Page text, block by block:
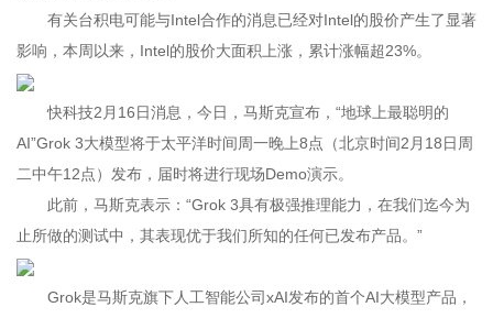
有关台积电可能与Intel合作的消息已经对Intel的股价产生了显著
影响，本周以来，Intel的股价大面积上涨，累计涨幅超23%。
快科技2月16日消息，今日，马斯克宣布，“地球上最聪明的
AI”Grok 3大模型将于太平洋时间周一晚上8点（北京时间2月18日周
二中午12点）发布，届时将进行现场Demo演示。
此前，马斯克表示：“Grok 3具有极强推理能力，在我们迄今为
止所做的测试中，其表现优于我们所知的任何已发布产品。”
Grok是马斯克旗下人工智能公司xAI发布的首个AI大模型产品，